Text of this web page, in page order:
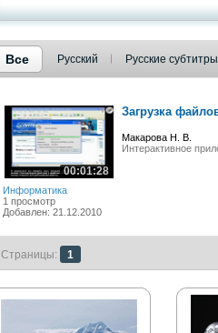
Все Русский Русские субтитры
00:01:28
Информатика
1 просмотр
Добавлен: 21.12.2010
Загрузка
Макарова Н. В.
Интерактивное
Страницы: 1